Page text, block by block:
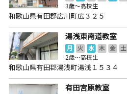
3歳～高校生
和歌山県有田郡広川町広３２５
湯浅東南道教室
月 火 水 木 金 土
2歳～高校生
和歌山県有田郡湯浅町湯浅１５３４
有田宮原教室